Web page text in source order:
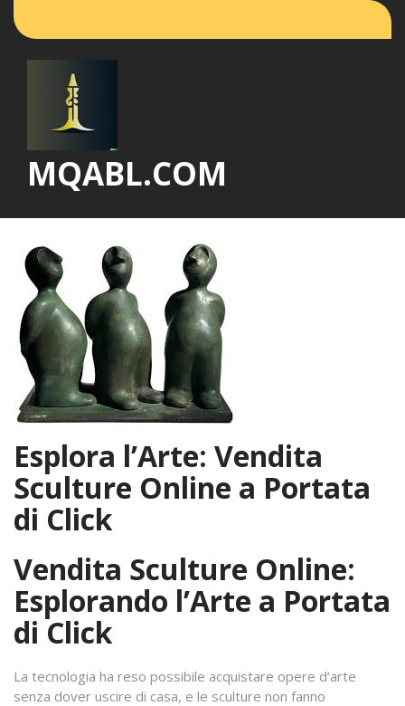
MQABL.COM
Esplora l’Arte: Vendita
Sculture Online a Portata
di Click
Vendita Sculture Online:
Esplorando l’Arte a Portata
di Click
La tecnologia ha reso possibile acquistare opere d’arte
senza dover uscire di casa, e le sculture non fanno